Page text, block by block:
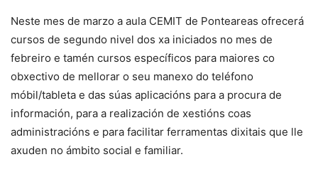
Neste mes de marzo a aula CEMIT de Ponteareas ofrecerá
cursos de segundo nivel dos xa iniciados no mes de
febreiro e tamén cursos específicos para maiores co
obxectivo de mellorar o seu manexo do teléfono
móbil/tableta e das súas aplicacións para a procura de
información, para a realización de xestións coas
administracións e para facilitar ferramentas dixitais que lle
axuden no ámbito social e familiar.